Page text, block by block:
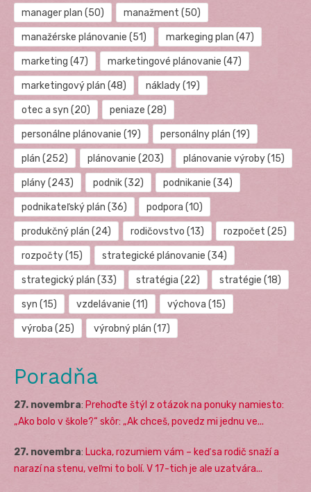
manager plan (50) manažment (50)
manažérske plánovanie (51) markeging plan (47)
marketing (47) marketingové plánovanie (47)
marketingový plán (48) náklady(19)
otec a syn (20) peniaze (28)
personálne plánovanie (19) personálny plán (19)
plán (252) plánovanie (203) plánovanie výroby(15)
plány(243) podnik(32) podnikanie (34)
podnikateľský plán (36) podpora (10)
produkčný plán (24) rodičovstvo (13) rozpočet (25)
rozpočty(15) strategické plánovanie (34)
strategický plán (33) stratégia (22) stratégie (18)
syn (15) vzdelávanie (11) výchova (15)
výroba (25) výrobný plán (17)
Poradňa
27. novembra: Prehoďte štýl z otázok na ponuky namiesto:
„Ako bolo v škole?“ skôr: „Ak chceš, povedz mi jednu ve...
27. novembra: Lucka, rozumiem vám – keď sa rodič snaží a
narazí na stenu, veľmi to bolí. V 17-tich je ale uzatvára...